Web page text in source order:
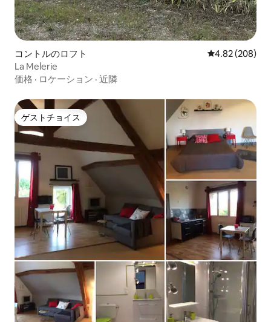
コントルのロフト レビュー208
4.82 (208)
La Melerie
価格 · ロケーション · 近隣
ゲストチョイス
ゲストチョイス